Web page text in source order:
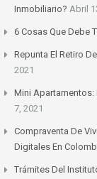
Inmobiliario? Abril
6 Cosas Que Debe
Repunta El Retiro
2021
Mini Apartamentos:
7, 2021
Compraventa De
Digitales En
Trámites Del